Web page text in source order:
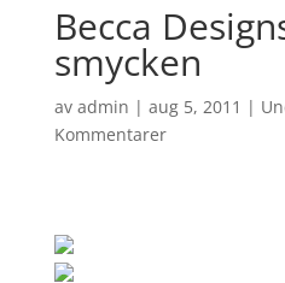
Becca
smycken
av admin | aug 5, 2011 |
Kommentarer